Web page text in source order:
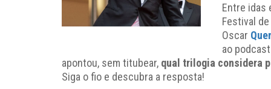
Entre idas
Festival
Oscar
ao
apontou, sem titubear, qual trilogia considera
Siga o fio e descubra a resposta!